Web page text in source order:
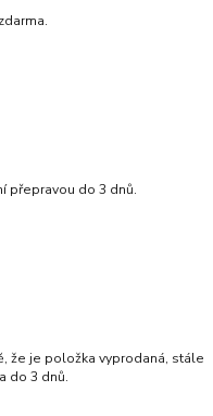
přepravou do 3 dnů.
že je položka vyprodaná, stále
do 3 dnů.